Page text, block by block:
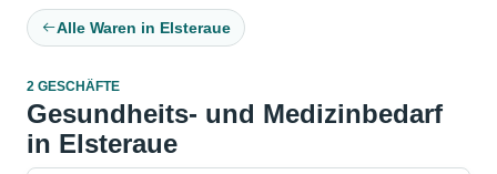
Alle Waren in Elsteraue
2 GESCHÄFTE
Gesundheits- und Medizinbedarf
in Elsteraue